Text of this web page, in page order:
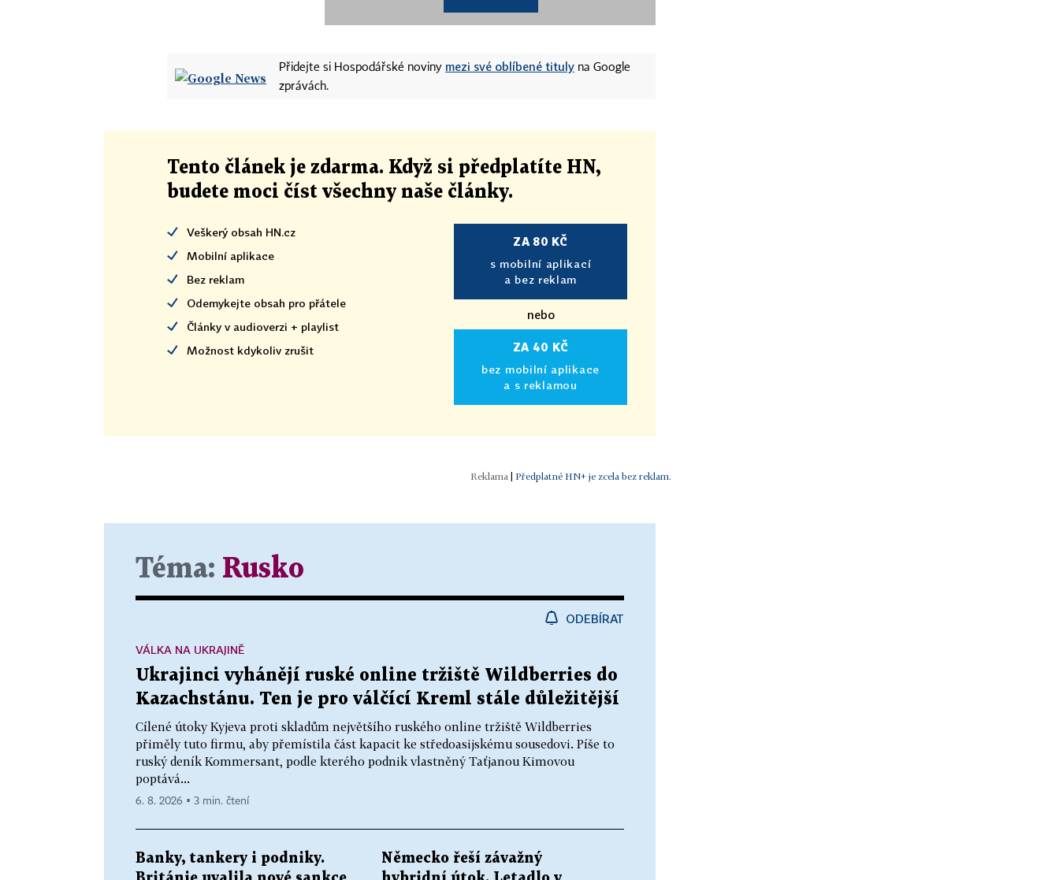
Přidejte si Hospodářské noviny mezi své oblíbené tituly na Google
zprávách.
Tento článek je zdarma. Když si předplatíte HN,
budete moci číst všechny naše články.
Veškerý obsah HN.cz
Mobilní aplikace
Bez reklam
Odemykejte obsah pro přátele
Články v audioverzi + playlist
Možnost kdykoliv zrušit
ZA 80 KČ
s mobilní aplikací
a bez reklam
nebo
ZA 40 KČ
bez mobilní aplikace
a s reklamou
| Předplatné HN+ je zcela bez reklam.
Téma: Rusko
ODEBÍRAT
Ukrajinci vyhánějí ruské online tržiště Wildberries do
Kazachstánu. Ten je pro válčící Kreml stále důležitější
Cílené útoky Kyjeva proti skladům největšího ruského online tržiště Wildberries
přiměly tuto firmu, aby přemístila část kapacit ke středoasijskému sousedovi. Píše to
ruský deník Kommersant, podle kterého podnik vlastněný Taťjanou Kimovou
poptává...
VÁLKA NA UKRAJINĚ
6. 8. 2026 ▪ 3 min. čtení
Banky, tankery i podniky.
Německo řeší závažný